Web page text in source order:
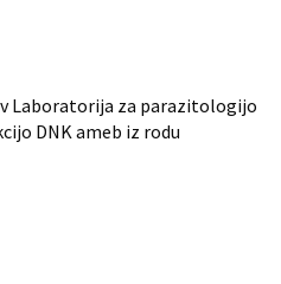
Laboratorija za parazitologijo
DNK ameb iz rodu